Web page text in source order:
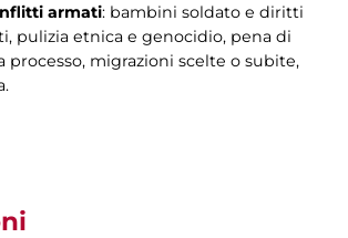
armati: bambini soldato e diritti
pulizia etnica e genocidio, pena di
processo, migrazioni scelte o subite,